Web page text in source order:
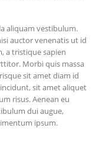
aliquam vestibulum.
auctor venenatis ut id
a tristique sapien
Morbi quis massa
sit amet diam id
sit amet aliquet
risus. Aenean eu
dui augue,
ipsum.